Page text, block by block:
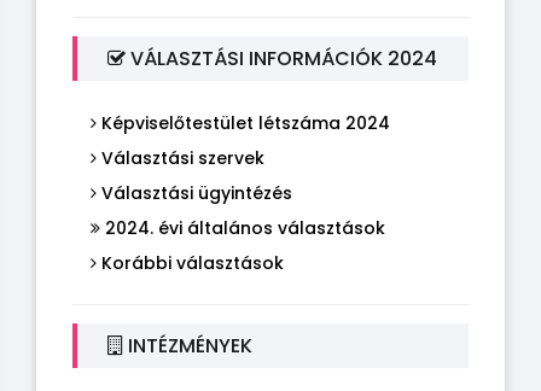
VÁLASZTÁSI INFORMÁCIÓK 2024
Képviselőtestület létszáma 2024
Választási szervek
Választási ügyintézés
2024. évi általános választások
Korábbi választások
INTÉZMÉNYEK